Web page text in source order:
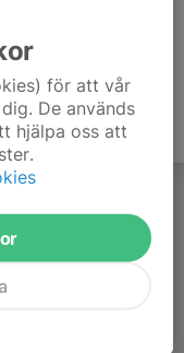
för att vår
De används
hjälpa oss att